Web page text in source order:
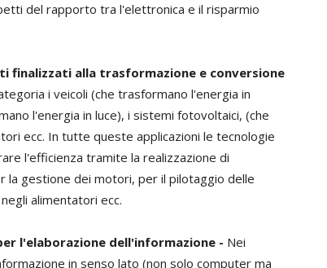
del rapporto tra l'elettronica e il risparmio
finalizzati alla trasformazione e conversione
i veicoli (che trasformano l'energia in
l'energia in luce), i sistemi fotovoltaici, (che
ecc. In tutte queste applicazioni le tecnologie
l'efficienza tramite la realizzazione di
la gestione dei motori, per il pilotaggio delle
alimentatori ecc.
l'elaborazione dell'informazione - Nei
in senso lato (non solo computer ma